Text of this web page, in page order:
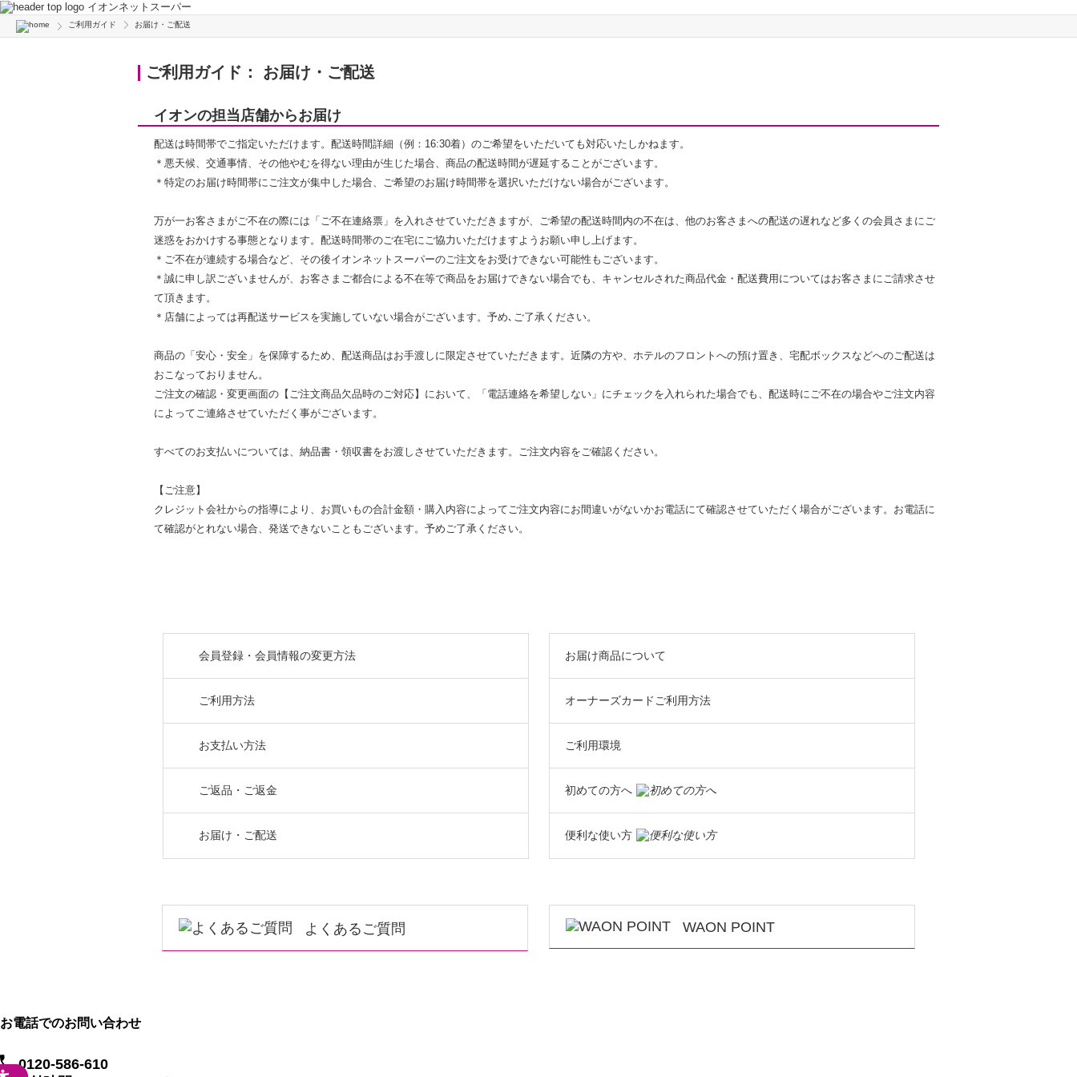
イオンネットスーパー
ご利用ガイド お届け・ご配送
ご利用ガイド： お届け・ご配送
イオンの担当店舗からお届け
配送は時間帯でご指定いただけます。配送時間詳細（例：16:30着）のご希望をいただいても対応いたしかねます。
＊悪天候、交通事情、その他やむを得ない理由が生じた場合、商品の配送時間が遅延することがございます。
＊特定のお届け時間帯にご注文が集中した場合、ご希望のお届け時間帯を選択いただけない場合がございます。
万が一お客さまがご不在の際には「ご不在連絡票」を入れさせていただきますが、ご希望の配送時間内の不在は、他のお客さまへの配送の遅れなど多くの会員さまにご
迷惑をおかけする事態となります。配送時間帯のご在宅にご協力いただけますようお願い申し上げます。
＊ご不在が連続する場合など、その後イオンネットスーパーのご注文をお受けできない可能性もございます。
＊誠に申し訳ございませんが、お客さまご都合による不在等で商品をお届けできない場合でも、キャンセルされた商品代金・配送費用についてはお客さまにご請求させ
て頂きます。
＊店舗によっては再配送サービスを実施していない場合がございます。予め､ご了承ください。
商品の「安心・安全」を保障するため、配送商品はお手渡しに限定させていただきます。近隣の方や、ホテルのフロントへの預け置き、宅配ボックスなどへのご配送は
おこなっておりません。
ご注文の確認・変更画面の【ご注文商品欠品時のご対応】において、「電話連絡を希望しない」にチェックを入れられた場合でも、配送時にご不在の場合やご注文内容
によってご連絡させていただく事がございます。
すべてのお支払いについては、納品書・領収書をお渡しさせていただきます。ご注文内容をご確認ください。
【ご注意】
クレジット会社からの指導により、お買いもの合計金額・購入内容によってご注文内容にお間違いがないかお電話にて確認させていただく場合がございます。お電話に
て確認がとれない場合、発送できないこともございます。予めご了承ください。
会員登録・会員情報の変更方法
ご利用方法
お支払い方法
ご返品・ご返金
お届け・ご配送
お届け商品について
オーナーズカードご利用方法
ご利用環境
初めての方へ
便利な使い方
よくあるご質問 WAON POINT
お電話でのお問い合わせ
0120-586-610